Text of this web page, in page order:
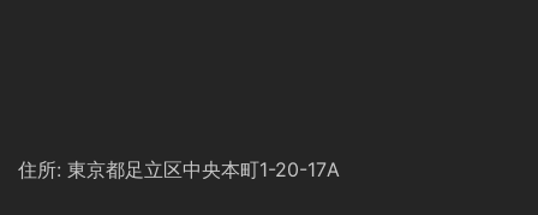
住所: 東京都足立区中央本町1-20-17A